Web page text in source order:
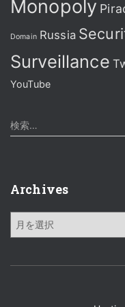
Monopoly
Domain Russia
Surveillance
YouTube
検
索
検索…
Archives
h